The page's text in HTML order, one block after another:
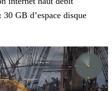
30 GB d’espace disque